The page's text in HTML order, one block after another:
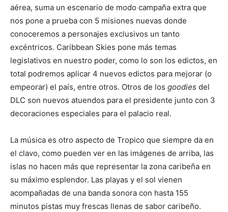
aérea, suma un escenario de modo campaña extra que
nos pone a prueba con 5 misiones nuevas donde
conoceremos a personajes exclusivos un tanto
excéntricos. Caribbean Skies pone más temas
legislativos en nuestro poder, como lo son los edictos, en
total podremos aplicar 4 nuevos edictos para mejorar (o
empeorar) el país, entre otros. Otros de los goodies del
DLC son nuevos atuendos para el presidente junto con 3
decoraciones especiales para el palacio real.
La música es otro aspecto de Tropico que siempre da en
el clavo, como pueden ver en las imágenes de arriba, las
islas no hacen más que representar la zona caribeña en
su máximo esplendor. Las playas y el sol vienen
acompañadas de una banda sonora con hasta 155
minutos pistas muy frescas llenas de sabor caribeño.